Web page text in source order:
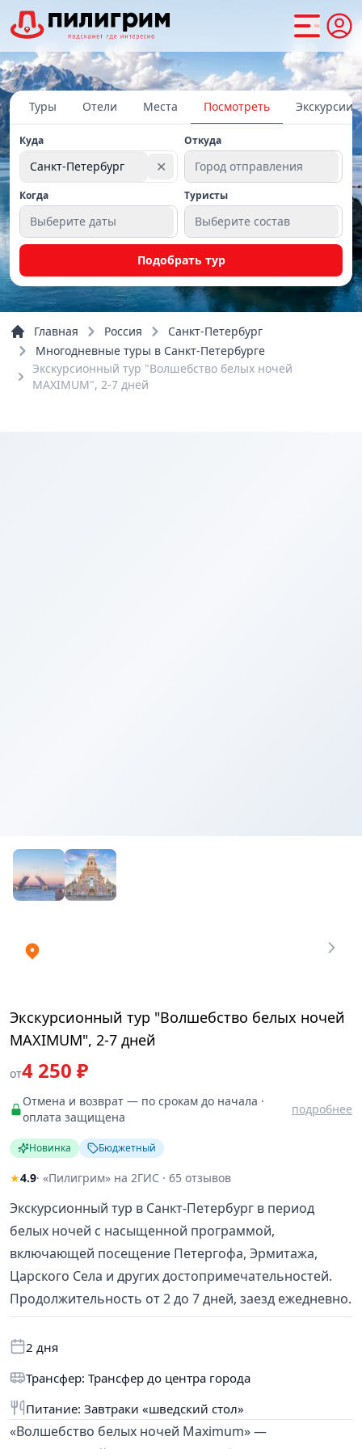
Туры Отели Места Посмотреть Экскурсии
Куда
Санкт-Петербург ✕
Откуда
Город отправления
Когда
Выберите даты
Туристы
Выберите состав
Подобрать тур
Главная Россия
Санкт-Петербург
Многодневные туры в Санкт-Петербурге
Экскурсионный тур "Волшебство белых ночей
MAXIMUM", 2-7 дней
Экскурсионный тур "Волшебство белых ночей
MAXIMUM", 2-7 дней
от4 250 ₽
Отмена и возврат — по срокам до начала ·
оплата защищена
подробнее
Новинка Бюджетный
★4.9· «Пилигрим» на 2ГИС · 65 отзывов
Экскурсионный тур в Санкт-Петербург в период
белых ночей с насыщенной программой,
включающей посещение Петергофа, Эрмитажа,
Царского Села и других достопримечательностей.
Продолжительность от 2 до 7 дней, заезд ежедневно.
2 дня
Трансфер: Трансфер до центра города
Питание: Завтраки «шведский стол»
«Волшебство белых ночей Maximum» —